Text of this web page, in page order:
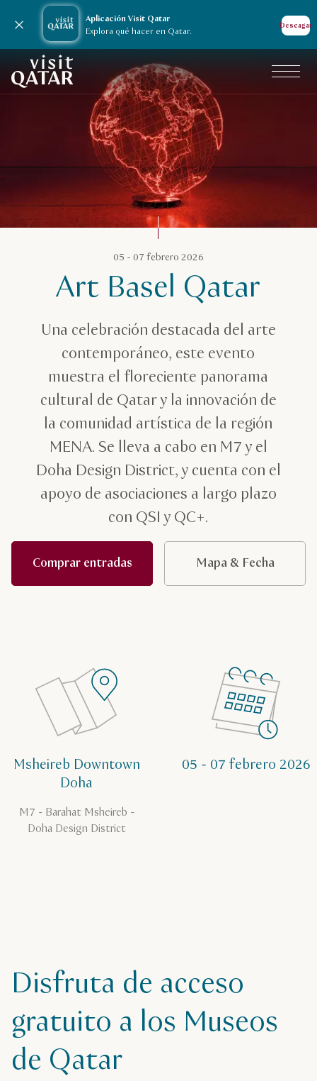
Aplicación Visit Qatar
Explora qué hacer en Qatar.
Descagar
Cerrar notificación
Página de inicio de Visit Qatar
05 - 07 febrero 2026
Art Basel Qatar
Una celebración destacada del arte
contemporáneo, este evento
muestra el floreciente panorama
cultural de Qatar y la innovación de
la comunidad artística de la región
MENA. Se lleva a cabo en M7 y el
Doha Design District, y cuenta con el
apoyo de asociaciones a largo plazo
con QSI y QC+.
Comprar entradas Mapa & Fecha
Msheireb Downtown
Doha
M7 - Barahat Msheireb -
Doha Design District
05 - 07 febrero 2026
Disfruta de acceso
gratuito a los Museos
de Qatar